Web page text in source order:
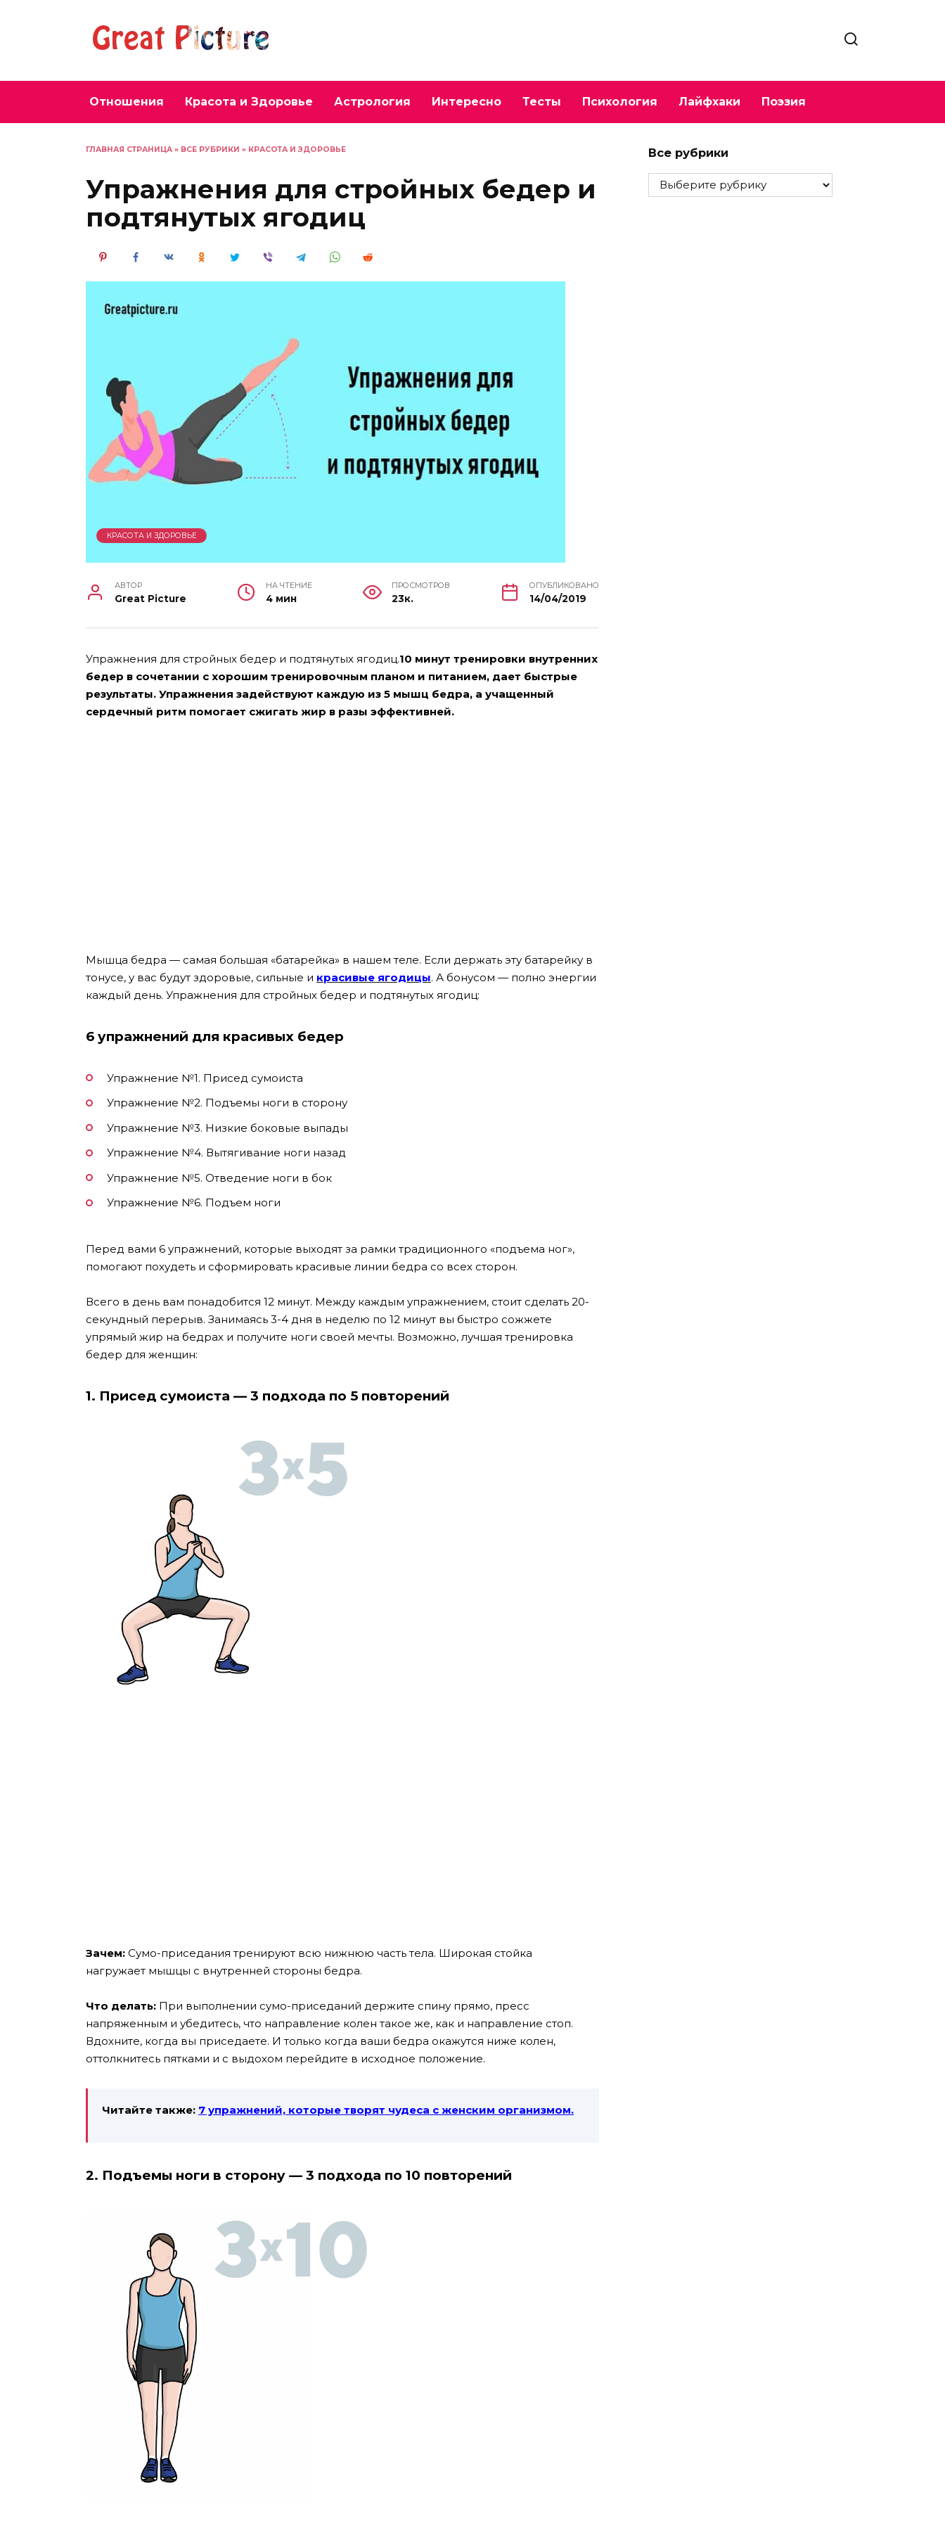
Отношения Красота и Здоровье Астрология Интересно Тесты Психология Лайфхаки Поэзия
ГЛАВНАЯ СТРАНИЦА » ВСЕ РУБРИКИ » КРАСОТА И ЗДОРОВЬЕ
Упражнения для стройных бедер и
подтянутых ягодиц
КРАСОТА И ЗДОРОВЬЕ
АВТОР
Great Picture
НА ЧТЕНИЕ
4 мин
ПРОСМОТРОВ
23к.
ОПУБЛИКОВАНО
14/04/2019
Упражнения для стройных бедер и подтянутых ягодиц.10 минут тренировки внутренних
бедер в сочетании с хорошим тренировочным планом и питанием, дает быстрые
результаты. Упражнения задействуют каждую из 5 мышц бедра, а учащенный
сердечный ритм помогает сжигать жир в разы эффективней.
Мышца бедра — самая большая «батарейка» в нашем теле. Если держать эту батарейку в
тонусе, у вас будут здоровые, сильные и красивые ягодицы. А бонусом — полно энергии
каждый день. Упражнения для стройных бедер и подтянутых ягодиц:
6 упражнений для красивых бедер
Упражнение №1. Присед сумоиста
Упражнение №2. Подъемы ноги в сторону
Упражнение №3. Низкие боковые выпады
Упражнение №4. Вытягивание ноги назад
Упражнение №5. Отведение ноги в бок
Упражнение №6. Подъем ноги
Перед вами 6 упражнений, которые выходят за рамки традиционного «подъема ног»,
помогают похудеть и сформировать красивые линии бедра со всех сторон.
Всего в день вам понадобится 12 минут. Между каждым упражнением, стоит сделать 20-
секундный перерыв. Занимаясь 3-4 дня в неделю по 12 минут вы быстро сожжете
упрямый жир на бедрах и получите ноги своей мечты. Возможно, лучшая тренировка
бедер для женщин:
1. Присед сумоиста — 3 подхода по 5 повторений
Зачем: Сумо-приседания тренируют всю нижнюю часть тела. Широкая стойка
нагружает мышцы с внутренней стороны бедра.
Что делать: При выполнении сумо-приседаний держите спину прямо, пресс
напряженным и убедитесь, что направление колен такое же, как и направление стоп.
Вдохните, когда вы приседаете. И только когда ваши бедра окажутся ниже колен,
оттолкнитесь пятками и с выдохом перейдите в исходное положение.
Читайте также: 7 упражнений, которые творят чудеса с женским организмом.
2. Подъемы ноги в сторону — 3 подхода по 10 повторений
Все рубрики
Все
рубрики